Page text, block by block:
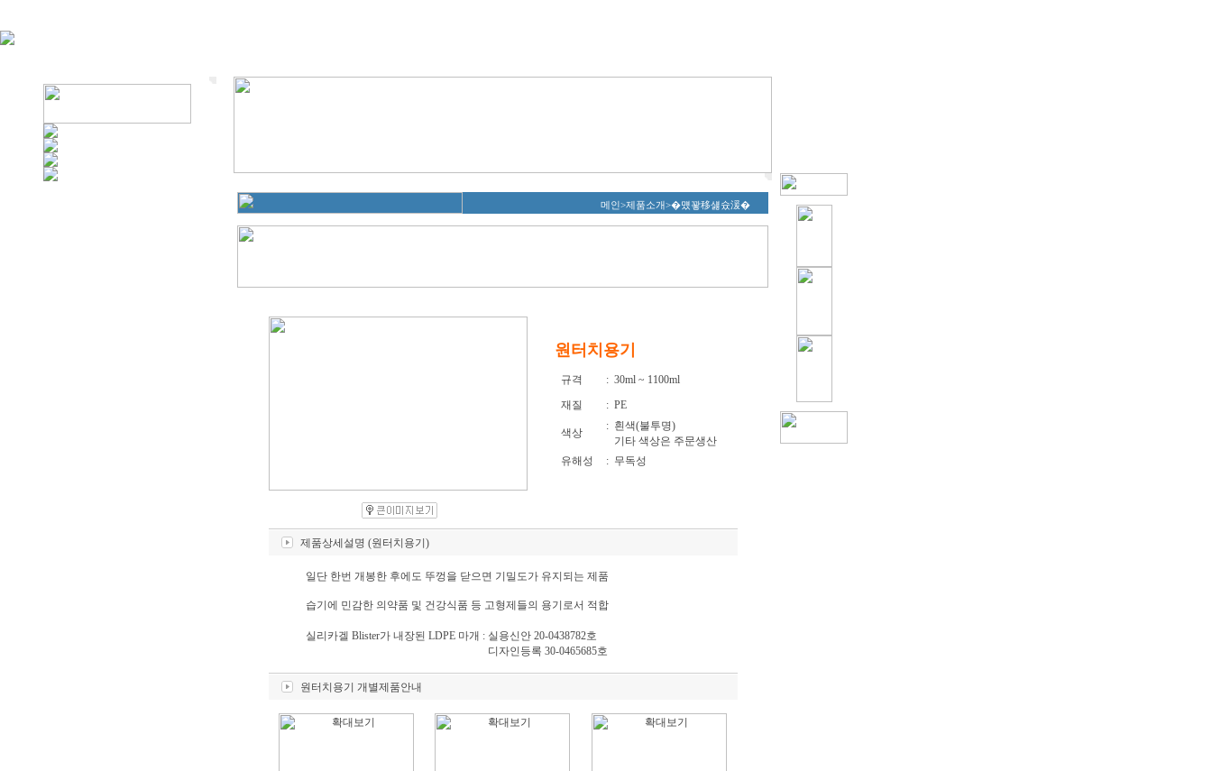
메인>제품소개>�먰꽣移섏슜湲�
원터치용기
규격
: 30ml ~ 1100ml
재질
: PE
색상
: 흰색(불투명)
기타 색상은 주문생산
유해성
: 무독성
제품상세설명 (원터치용기)
일단 한번 개봉한 후에도 뚜껑을 닫으면 기밀도가 유지되는 제품
습기에 민감한 의약품 및 건강식품 등 고형제들의 용기로서 적합
실리카겔 Blister가 내장된 LDPE 마개 : 실용신안 20-0438782호
디자인등록 30-0465685호
원터치용기 개별제품안내